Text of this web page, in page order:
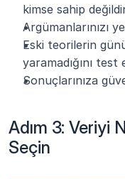
kimse sahip
Argümanlarınızı
Eski teorilerin
yaramadığını test
Sonuçlarınıza
Adım 3: Veriyi
Seçin